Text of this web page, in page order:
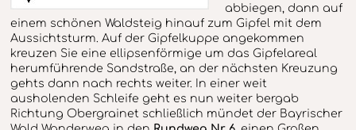
abbiegen, dann auf
einem schönen Waldsteig hinauf zum Gipfel mit dem
Aussichtsturm. Auf der Gipfelkuppe angekommen
kreuzen Sie eine ellipsenförmige um das Gipfelareal
herumführende Sandstraße, an der nächsten Kreuzung
gehts dann nach rechts weiter. In einer weit
ausholenden Schleife geht es nun weiter bergab
Richtung Obergrainet schließlich mündet der Bayrischer